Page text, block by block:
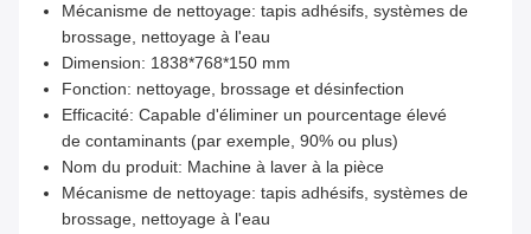
Mécanisme de nettoyage: tapis adhésifs, systèmes de
brossage, nettoyage à l'eau
Dimension: 1838*768*150 mm
Fonction: nettoyage, brossage et désinfection
Efficacité: Capable d'éliminer un pourcentage élevé
de contaminants (par exemple, 90% ou plus)
Nom du produit: Machine à laver à la pièce
Mécanisme de nettoyage: tapis adhésifs, systèmes de
brossage, nettoyage à l'eau